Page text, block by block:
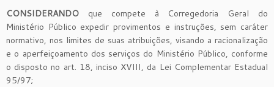
CONSIDERANDO que compete à Corregedoria Geral do
Ministério Público expedir provimentos e instruções, sem caráter
normativo, nos limites de suas atribuições, visando a racionalização
e o aperfeiçoamento dos serviços do Ministério Público, conforme
o disposto no art. 18, inciso XVIII, da Lei Complementar Estadual
95/97;